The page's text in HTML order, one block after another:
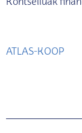
Kontseiluak
ATLAS-KOOP